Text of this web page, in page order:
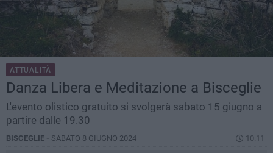
ATTUALITÀ
Danza Libera e Meditazione a Bisceglie
L'evento olistico gratuito si svolgerà sabato 15 giugno a
partire dalle 19.30
BISCEGLIE - SABATO 8 GIUGNO 2024 10.11